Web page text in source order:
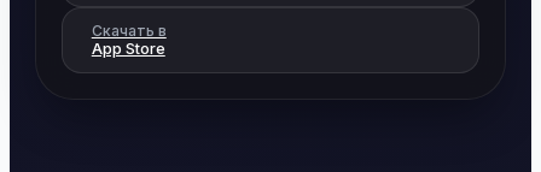
Скачать в
App Store